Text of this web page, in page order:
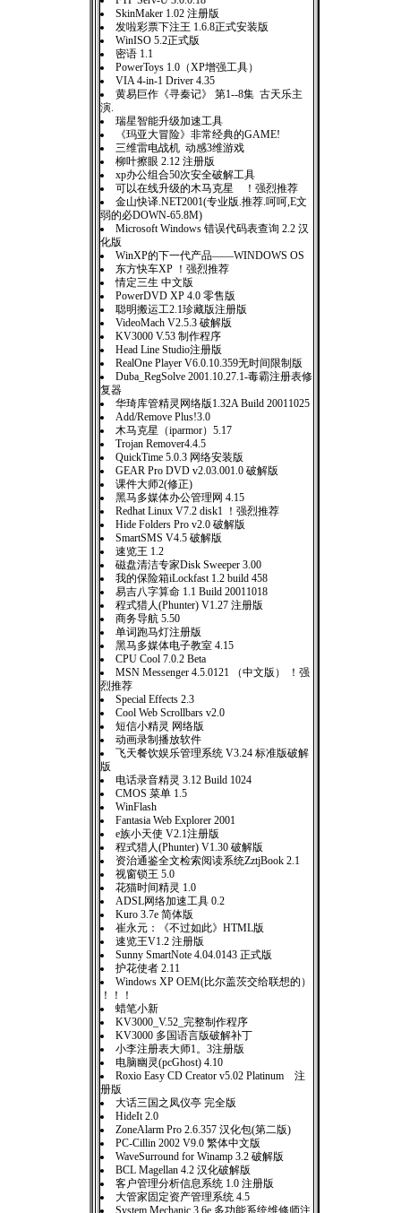
SkinMaker 1.02 注册版
发啦彩票下注王 1.6.8正式安装版
WinISO 5.2正式版
密语 1.1
PowerToys 1.0（XP增强工具）
VIA 4-in-1 Driver 4.35
黄易巨作《寻秦记》 第1--8集 古天乐主
演.
瑞星智能升级加速工具
《玛亚大冒险》非常经典的GAME!
三维雷电战机 动感3维游戏
柳叶擦眼 2.12 注册版
xp办公组合50次安全破解工具
可以在线升级的木马克星 ！强烈推荐
金山快译.NET2001(专业版.推荐.呵呵,E文
弱的必DOWN-65.8M)
Microsoft Windows 错误代码表查询 2.2 汉
化版
WinXP的下一代产品——WINDOWS OS
东方快车XP ！强烈推荐
情定三生 中文版
PowerDVD XP 4.0 零售版
聪明搬运工2.1珍藏版注册版
VideoMach V2.5.3 破解版
KV3000 V.53 制作程序
Head Line Studio注册版
RealOne Player V6.0.10.359无时间限制版
Duba_RegSolve 2001.10.27.1-毒霸注册表修
复器
华琦库管精灵网络版1.32A Build 20011025
Add/Remove Plus!3.0
木马克星（iparmor）5.17
Trojan Remover4.4.5
QuickTime 5.0.3 网络安装版
GEAR Pro DVD v2.03.001.0 破解版
课件大师2(修正)
黑马多媒体办公管理网 4.15
Redhat Linux V7.2 disk1 ！强烈推荐
Hide Folders Pro v2.0 破解版
SmartSMS V4.5 破解版
速览王 1.2
磁盘清洁专家Disk Sweeper 3.00
我的保险箱iLockfast 1.2 build 458
易吉八字算命 1.1 Build 20011018
程式猎人(Phunter) V1.27 注册版
商务导航 5.50
单词跑马灯注册版
黑马多媒体电子教室 4.15
CPU Cool 7.0.2 Beta
MSN Messenger 4.5.0121 （中文版） ！强
烈推荐
Special Effects 2.3
Cool Web Scrollbars v2.0
短信小精灵 网络版
动画录制播放软件
飞天餐饮娱乐管理系统 V3.24 标准版破解
版
电话录音精灵 3.12 Build 1024
CMOS 菜单 1.5
WinFlash
Fantasia Web Explorer 2001
e族小天使 V2.1注册版
程式猎人(Phunter) V1.30 破解版
资治通鉴全文检索阅读系统ZztjBook 2.1
视窗锁王 5.0
花猫时间精灵 1.0
ADSL网络加速工具 0.2
Kuro 3.7e 简体版
崔永元：《不过如此》HTML版
速览王V1.2 注册版
Sunny SmartNote 4.04.0143 正式版
护花使者 2.11
Windows XP OEM(比尔盖茨交给联想的）
！！！
蜡笔小新
KV3000_V.52_完整制作程序
KV3000 多国语言版破解补丁
小李注册表大师1。3注册版
电脑幽灵(pcGhost) 4.10
Roxio Easy CD Creator v5.02 Platinum 注
册版
大话三国之凤仪亭 完全版
HideIt 2.0
ZoneAlarm Pro 2.6.357 汉化包(第二版)
PC-Cillin 2002 V9.0 繁体中文版
WaveSurround for Winamp 3.2 破解版
BCL Magellan 4.2 汉化破解版
客户管理分析信息系统 1.0 注册版
大管家固定资产管理系统 4.5
System Mechanic 3.6e 多功能系统维修师注